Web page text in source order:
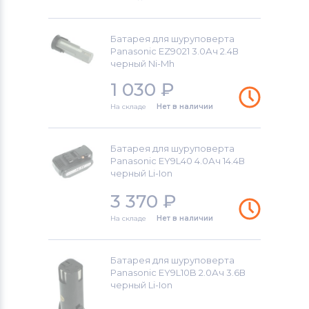
Аккумуляторы для шуруповертов
Hitachi
Аккумуляторы для шуруповертов
Porter-Cable
Аккумуляторы для шуруповертов
Geberit
Аккумуляторы для шуруповертов
Аккумуляторы для шуруповертов
Аккумуляторы для шуруповертов
Skil
Батарея для шуруповерта
Panasonic EZ9021 3.0Ач 2.4В
черный Ni-Mh
1 030 ₽
На складе Нет в наличии
Батарея для шуруповерта
Panasonic EY9L40 4.0Ач 14.4В
черный Li-Ion
3 370 ₽
На складе Нет в наличии
Батарея для шуруповерта
Panasonic EY9L10B 2.0Ач 3.6В
черный Li-Ion